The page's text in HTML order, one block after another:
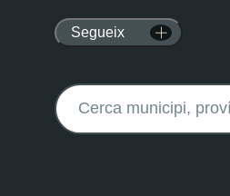
Segueix
Buscar: